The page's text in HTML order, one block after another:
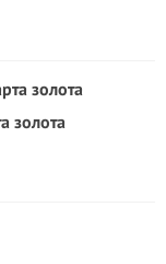
золота